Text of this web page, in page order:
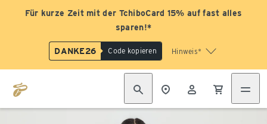
Für kurze Zeit mit der TchiboCard 15% auf fast alles
sparen!*
DANKE26 Code kopieren Hinweis*